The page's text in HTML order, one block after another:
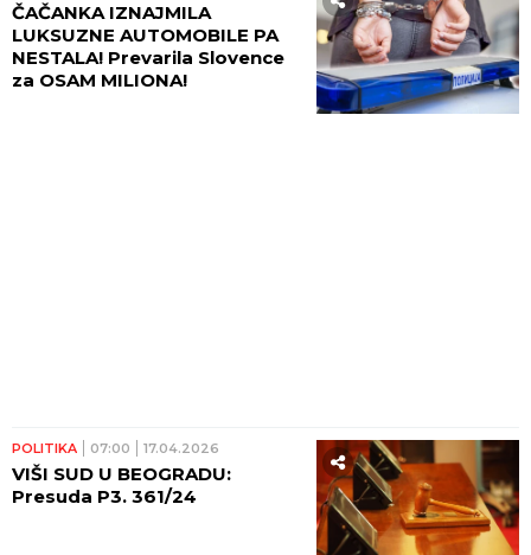
ČAČANKA IZNAJMILA
LUKSUZNE AUTOMOBILE PA
NESTALA! Prevarila Slovence
za OSAM MILIONA!
POLITIKA 07:00 17.04.2026
VIŠI SUD U BEOGRADU:
Presuda P3. 361/24